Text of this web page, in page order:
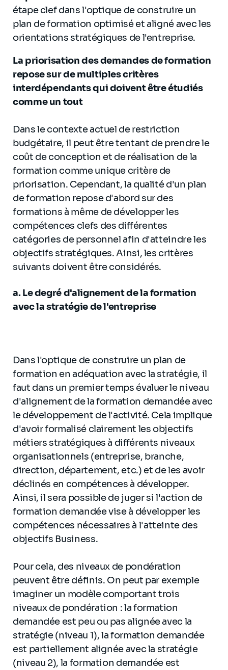
étape clef dans l'optique de construire un
plan de formation optimisé et aligné avec les
orientations stratégiques de l'entreprise.
La priorisation des demandes de formation
repose sur de multiples critères
interdépendants qui doivent être étudiés
comme un tout
Dans le contexte actuel de restriction
budgétaire, il peut être tentant de prendre le
coût de conception et de réalisation de la
formation comme unique critère de
priorisation. Cependant, la qualité d'un plan
de formation repose d'abord sur des
formations à même de développer les
compétences clefs des différentes
catégories de personnel afin d'atteindre les
objectifs stratégiques. Ainsi, les critères
suivants doivent être considérés.
a. Le degré d'alignement de la formation
avec la stratégie de l'entreprise
Dans l'optique de construire un plan de
formation en adéquation avec la stratégie, il
faut dans un premier temps évaluer le niveau
d'alignement de la formation demandée avec
le développement de l'activité. Cela implique
d'avoir formalisé clairement les objectifs
métiers stratégiques à différents niveaux
organisationnels (entreprise, branche,
direction, département, etc.) et de les avoir
déclinés en compétences à développer.
Ainsi, il sera possible de juger si l'action de
formation demandée vise à développer les
compétences nécessaires à l'atteinte des
objectifs Business.
Pour cela, des niveaux de pondération
peuvent être définis. On peut par exemple
imaginer un modèle comportant trois
niveaux de pondération : la formation
demandée est peu ou pas alignée avec la
stratégie (niveau 1), la formation demandée
est partiellement alignée avec la stratégie
(niveau 2), la formation demandée est